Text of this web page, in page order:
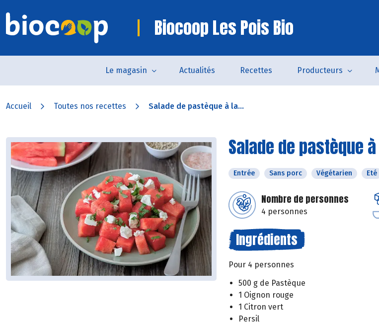
Biocoop Les Pois Bio
Le magasin Actualités Recettes Producteurs
Accueil Toutes nos recettes Salade de pastèque à la...
Salade de pastèque
Entrée Sans porc Végétarien Eté
Nombre de personnes
4 personnes
Ingrédients
Pour 4 personnes
500 g de Pastèque
1 Oignon rouge
1 Citron vert
Persil